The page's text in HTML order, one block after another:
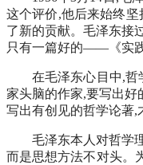
这个评价,他后来始终
了新的贡献。毛泽东接
只有一篇好的——《实
在毛泽东心目中,哲
家头脑的作家,要写出
写出有创见的哲学论著,
毛泽东本人对哲学
而是思想方法不对头。